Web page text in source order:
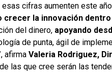
cifras aumenten este
crecer la innovación
del dinero, apoyando
de punta, ágil de
afirma Valeria Rodriguez,
las que cree serán las